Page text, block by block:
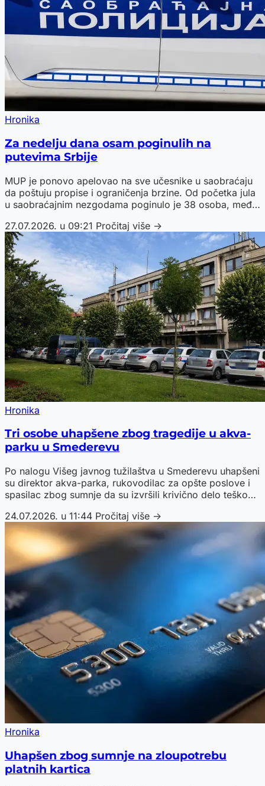
Hronika
Za nedelju dana osam poginulih na
putevima Srbije
MUP je ponovo apelovao na sve učesnike u saobraćaju
da poštuju propise i ograničenja brzine. Od početka jula
u saobraćajnim nezgodama poginulo je 38 osoba, među
27.07.2026. u 09:21 Pročitaj više →
Hronika
Tri osobe uhapšene zbog tragedije u akva-
parku u Smederevu
Po nalogu Višeg javnog tužilaštva u Smederevu uhapšeni
su direktor akva-parka, rukovodilac za opšte poslove i
spasilac zbog sumnje da su izvršili krivično delo teško
četvorogodišnjeg dečaka.
24.07.2026. u 11:44 Pročitaj više →
Hronika
Uhapšen zbog sumnje na zloupotrebu
platnih kartica